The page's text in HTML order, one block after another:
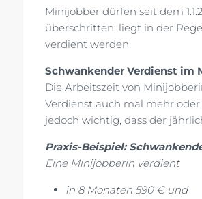
Minijobber dürfen seit dem
überschritten, liegt in der
verdient werden.
Schwankender Verdienst im
Die Arbeitszeit von
Verdienst auch mal mehr
jedoch wichtig, dass der
Praxis-Beispiel:
Eine Minijobberin verdient
in 8 Monaten 590 € und